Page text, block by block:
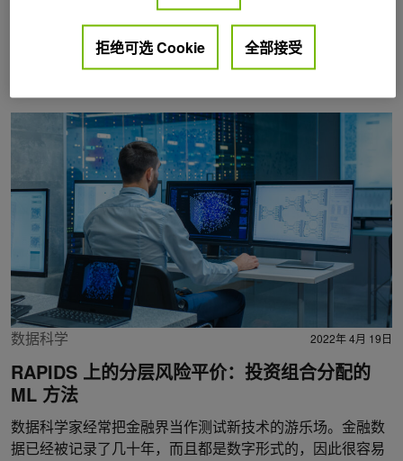
数据科学 2022年 4月 19日
RAPIDS 上的分层风险平价：投资组合分配的
ML 方法
数据科学家经常把金融界当作测试新技术的游乐场。金融数
据已经被记录了几十年，而且都是数字形式的，因此很容易
拒绝可选 Cookie 全部接受